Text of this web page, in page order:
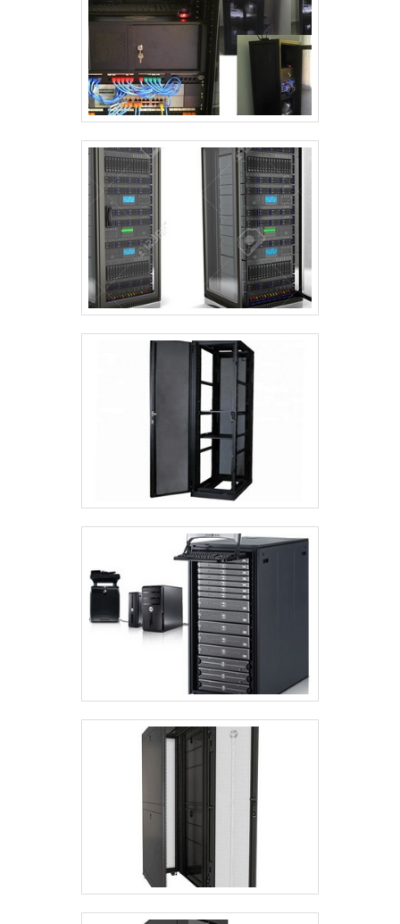
atualidade para os clientes. Conta com
profissionais especialistas dedicados
que esperam seu contato para melhor
atender.A EMPRESA ESPECIALISTA DO
SEGMENTONa Rack for Solution tem
tudo que se precisa para
comercialização de produtos e
acessórios de informática. A empresa
oferece opções como régua para rack
19 e guia de cabo 1U com ótima
qualidade e eficiência.A empresa
também conta com um atendimento
qualificado, através de funcionários
especializados e cuidadosos, que
cliente. Também foram investidos
valores consideráveis em instalações
de qualidade, aumentando a eficiência
da marca. A Rack for Solution é uma
empresa que tem se destacado no
segmento por toda seriedade e
qualidade, o que comprova sua
essência de trazer o melhor para os
parceiros.